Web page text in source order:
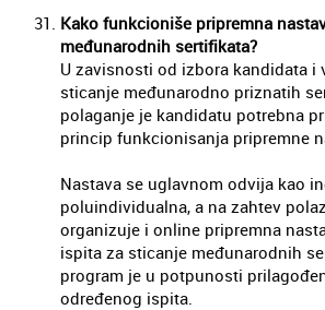
Kako funkcioniše pripremna
međunarodnih sertifikata?
U zavisnosti od izbora kandidata i
sticanje međunarodno priznatih
polaganje je kandidatu potrebna
princip funkcionisanja pripremne
Nastava se uglavnom odvija kao
poluindividualna, a na zahtev
organizuje i online pripremna
ispita za sticanje međunarodnih
program je u potpunosti
određenog ispita.